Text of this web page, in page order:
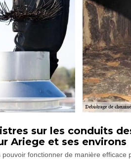
sur les conduits
Ariege et ses environs
fonctionner de manière efficace